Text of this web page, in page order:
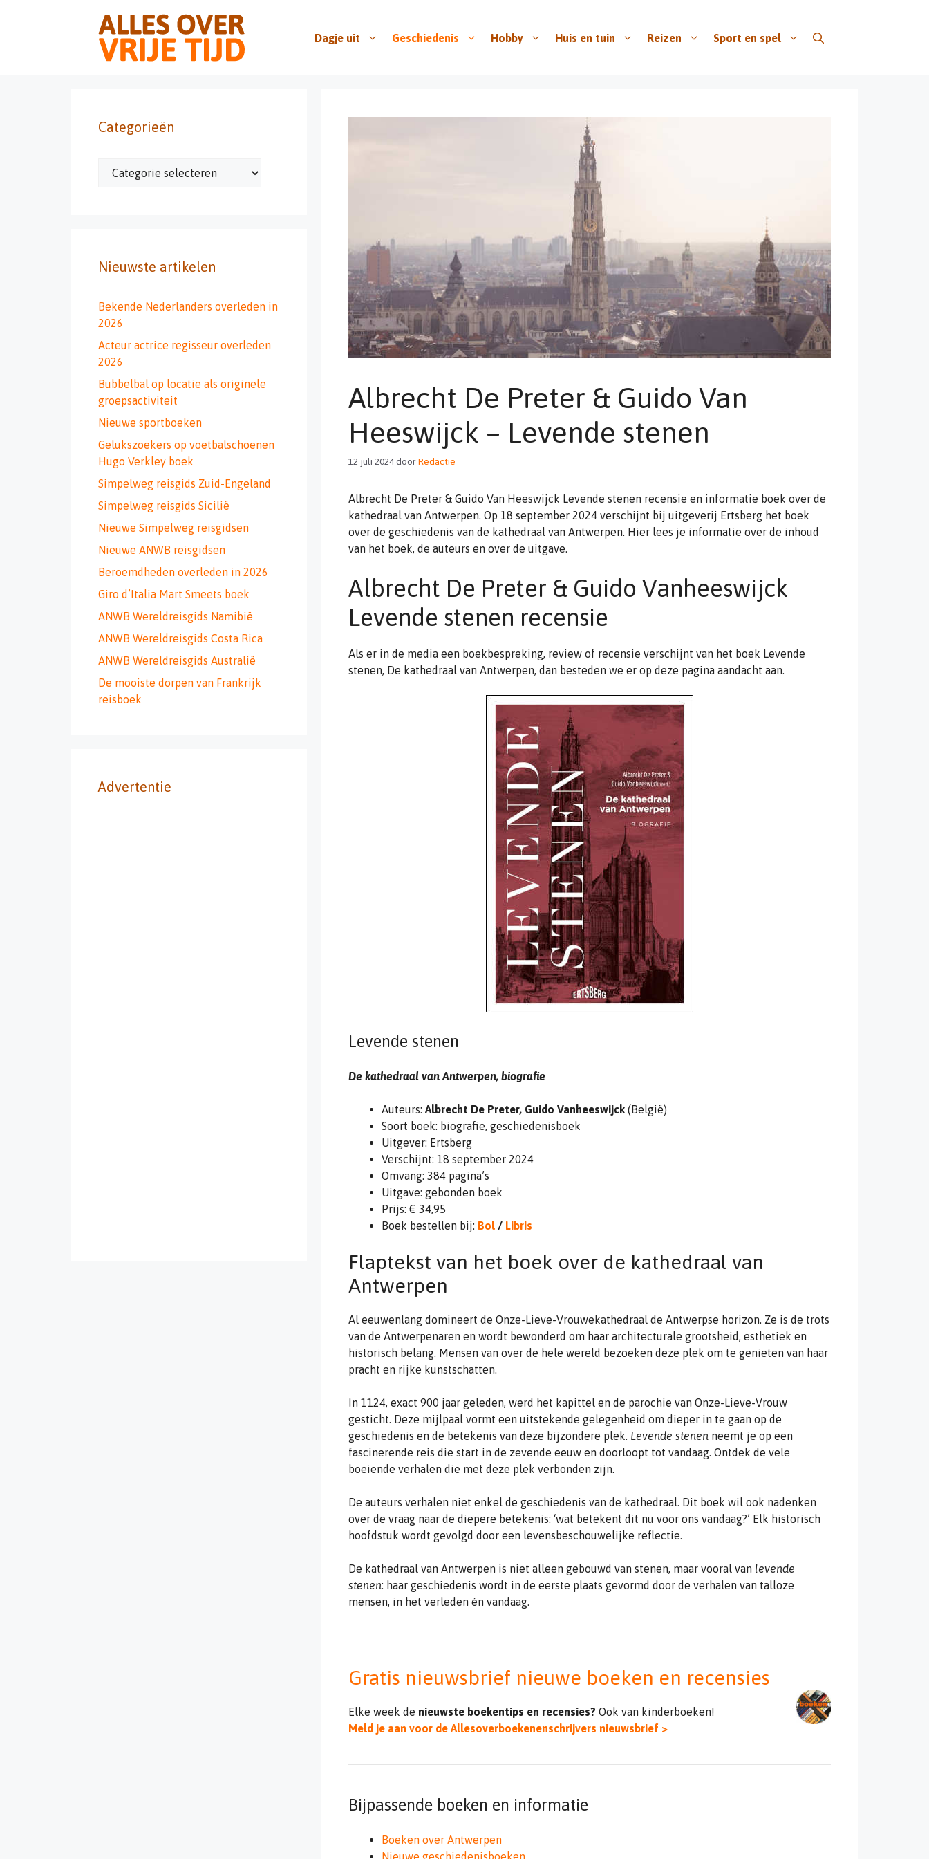
Dagje uit Geschiedenis Hobby Huis en tuin Reizen Sport en spel
Albrecht De Preter & Guido Van
Heeswijck – Levende stenen
12 juli 2024doorRedactie
Albrecht De Preter & Guido Van Heeswijck Levende stenen recensie en informatie boek over de
kathedraal van Antwerpen. Op 18 september 2024 verschijnt bij uitgeverij Ertsberg het boek
over de geschiedenis van de kathedraal van Antwerpen. Hier lees je informatie over de inhoud
van het boek, de auteurs en over de uitgave.
Albrecht De Preter & Guido Vanheeswijck
Levende stenen recensie
Als er in de media een boekbespreking, review of recensie verschijnt van het boek Levende
stenen, De kathedraal van Antwerpen, dan besteden we er op deze pagina aandacht aan.
Levende stenen
De kathedraal van Antwerpen, biografie
Auteurs: Albrecht De Preter, Guido Vanheeswijck (België)
Soort boek: biografie, geschiedenisboek
Uitgever: Ertsberg
Verschijnt: 18 september 2024
Omvang: 384 pagina’s
Uitgave: gebonden boek
Prijs: € 34,95
Boek bestellen bij: Bol / Libris
Flaptekst van het boek over de kathedraal van
Antwerpen
Al eeuwenlang domineert de Onze-Lieve-Vrouwekathedraal de Antwerpse horizon. Ze is de trots
van de Antwerpenaren en wordt bewonderd om haar architecturale grootsheid, esthetiek en
historisch belang. Mensen van over de hele wereld bezoeken deze plek om te genieten van haar
pracht en rijke kunstschatten.
In 1124, exact 900 jaar geleden, werd het kapittel en de parochie van Onze-Lieve-Vrouw
gesticht. Deze mijlpaal vormt een uitstekende gelegenheid om dieper in te gaan op de
geschiedenis en de betekenis van deze bijzondere plek. Levende stenen neemt je op een
fascinerende reis die start in de zevende eeuw en doorloopt tot vandaag. Ontdek de vele
boeiende verhalen die met deze plek verbonden zijn.
De auteurs verhalen niet enkel de geschiedenis van de kathedraal. Dit boek wil ook nadenken
over de vraag naar de diepere betekenis: ‘wat betekent dit nu voor ons vandaag?’ Elk historisch
hoofdstuk wordt gevolgd door een levensbeschouwelijke reflectie.
De kathedraal van Antwerpen is niet alleen gebouwd van stenen, maar vooral van levende
stenen: haar geschiedenis wordt in de eerste plaats gevormd door de verhalen van talloze
mensen, in het verleden én vandaag.
Gratis nieuwsbrief nieuwe boeken en recensies
Elke week de nieuwste boekentips en recensies? Ook van kinderboeken!
Meld je aan voor de Allesoverboekenenschrijvers nieuwsbrief >
Bijpassende boeken en informatie
Boeken over Antwerpen
Nieuwe geschiedenisboeken
Categorieën
Categorieën
Nieuwste artikelen
Bekende Nederlanders overleden in
2026
Acteur actrice regisseur overleden
2026
Bubbelbal op locatie als originele
groepsactiviteit
Nieuwe sportboeken
Gelukszoekers op voetbalschoenen
Hugo Verkley boek
Simpelweg reisgids Zuid-Engeland
Simpelweg reisgids Sicilië
Nieuwe Simpelweg reisgidsen
Nieuwe ANWB reisgidsen
Beroemdheden overleden in 2026
Giro d’Italia Mart Smeets boek
ANWB Wereldreisgids Namibië
ANWB Wereldreisgids Costa Rica
ANWB Wereldreisgids Australië
De mooiste dorpen van Frankrijk
reisboek
Advertentie